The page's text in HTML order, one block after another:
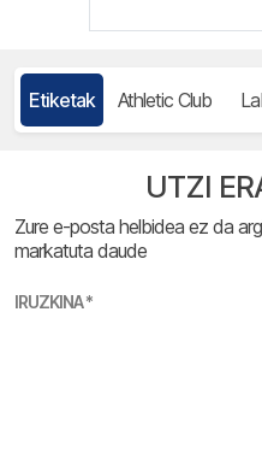
Etiketak Athletic Club
UTZI
Zure e-posta helbidea ez da
markatuta daude
IRUZKINA*